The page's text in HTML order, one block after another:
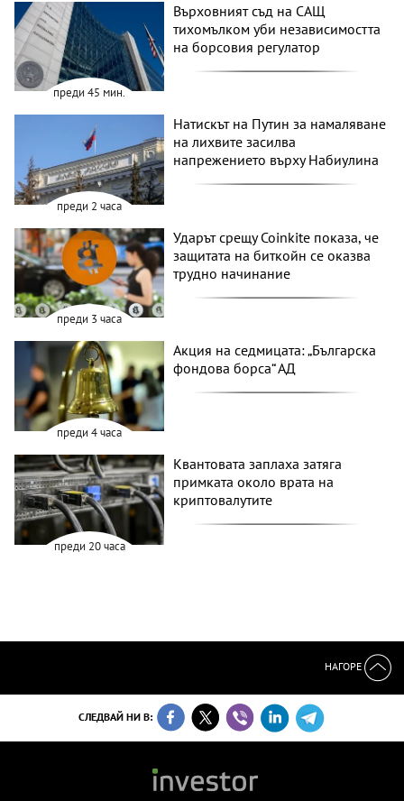
преди 45 мин.
Върховният съд на САЩ
тихомълком уби независимостта
на борсовия регулатор
преди 2 часа
Натискът на Путин за намаляване
на лихвите засилва
напрежението върху Набиулина
преди 3 часа
Ударът срещу Coinkite показа, че
защитата на биткойн се оказва
трудно начинание
преди 4 часа
Акция на седмицата: „Българска
фондова борса“ АД
преди 20 часа
Квантовата заплаха затяга
примката около врата на
криптовалутите
НАГОРЕ
СЛЕДВАЙ НИ В: